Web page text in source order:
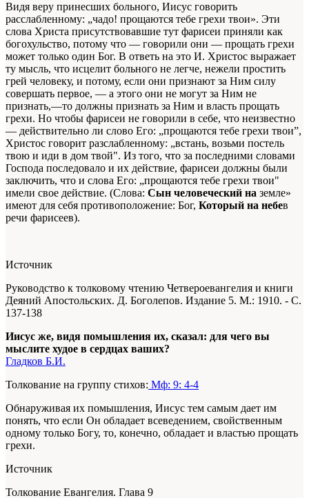
Видя веру принесших больного, Иисус говорить
расслабленному: „чадо! прощаются тебе грехи твои». Эти
слова Христа присутствовавшие тут фарисеи приняли как
богохульство, потому что — говорили они — прощать грехи
может только один Бог. В ответь на это И. Христос выражает
ту мысль, что исцелит больного не легче, нежели простить
грей человеку, и потому, если они признают за Ним силу
совершать первое, — а этого они не могут за Ним не
признать,—то должны признать за Ним и власть прощать
грехи. Но чтобы фарисеи не говорили в себе, что неизвестно
— действительно ли слово Его: „прощаются тебе грехи твои”,
Христос говорит разслабленному: „встань, возьми постель
твою и иди в дом твой". Из того, что за последними словами
Господа последовало и их действие, фарисеи должны были
заключить, что и слова Его: „прощаются тебе грехи твои"
имели свое действие. (Слова: Сын человеческий на земле»
имеют для себя противоположение: Бог, Который на небев
речи фарисеев).
Источник
Руководство к толковому чтению Четвероевангелия и книги
Деяний Апостольских. Д. Боголепов. Издание 5. М.: 1910. - С.
137-138
Иисус же, видя помышления их, сказал: для чего вы
мыслите худое в сердцах ваших?
Гладков Б.И.
Толкование на группу стихов: Мф: 9: 4-4
Обнаруживая их помышления, Иисус тем самым дает им
понять, что если Он обладает всеведением, свойственным
одному только Богу, то, конечно, обладает и властью прощать
грехи.
Источник
Толкование Евангелия. Глава 9